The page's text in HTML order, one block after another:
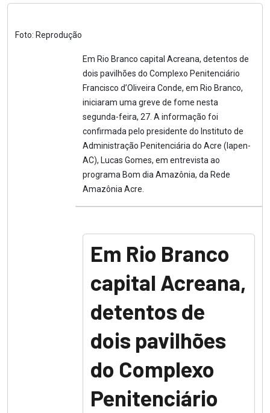
Foto: Reprodução
Em Rio Branco capital Acreana, detentos de
dois pavilhões do Complexo Penitenciário
Francisco d’Oliveira Conde, em Rio Branco,
iniciaram uma greve de fome nesta
segunda-feira, 27. A informação foi
confirmada pelo presidente do Instituto de
Administração Penitenciária do Acre (Iapen-
AC), Lucas Gomes, em entrevista ao
programa Bom dia Amazônia, da Rede
Amazônia Acre.
Em Rio Branco
capital Acreana,
detentos de
dois pavilhões
do Complexo
Penitenciário